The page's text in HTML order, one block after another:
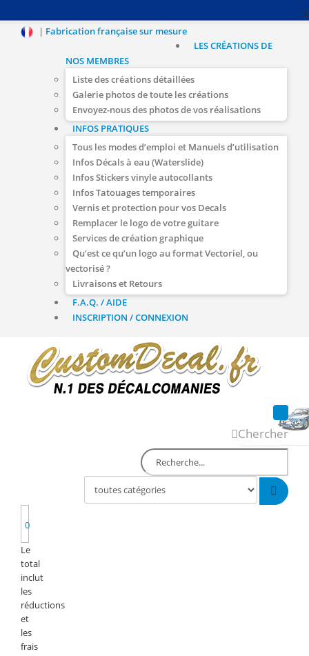
| Fabrication française sur mesure
LES CRÉATIONS DE
NOS MEMBRES
Liste des créations détaillées
Galerie photos de toute les créations
Envoyez-nous des photos de vos réalisations
INFOS PRATIQUES
Tous les modes d’emploi et Manuels d’utilisation
Infos Décals à eau (Waterslide)
Infos Stickers vinyle autocollants
Infos Tatouages temporaires
Vernis et protection pour vos Decals
Remplacer le logo de votre guitare
Services de création graphique
Qu’est ce qu’un logo au format Vectoriel, ou
vectorisé ?
Livraisons et Retours
F.A.Q. / AIDE
INSCRIPTION / CONNEXION
Chercher
0
Le
total
inclut
les
réductions
et
les
frais